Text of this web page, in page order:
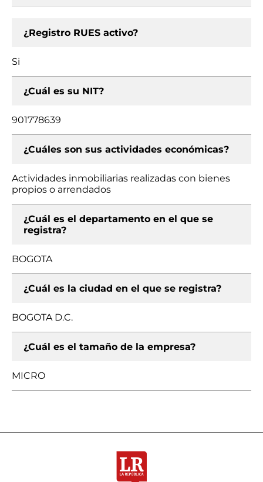
¿Registro RUES activo?
Si
¿Cuál es su NIT?
901778639
¿Cuáles son sus actividades económicas?
Actividades inmobiliarias realizadas con bienes
propios o arrendados
¿Cuál es el departamento en el que se
registra?
BOGOTA
¿Cuál es la ciudad en el que se registra?
BOGOTA D.C.
¿Cuál es el tamaño de la empresa?
MICRO